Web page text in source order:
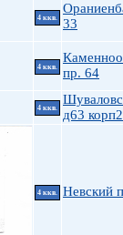
Приморский
Пушкинский
Фрунзенский
Центральный
4 ккв.
33
4 ккв.
пр. 64
4 ккв.
д63 корп2
4 ккв. Невский